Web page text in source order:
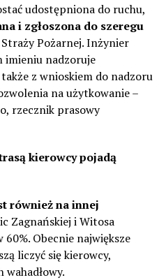
udostępniona do ruchu,
i zgłoszona do szeregu
Pożarnej. Inżynier
nadzoruje
z wnioskiem do nadzoru
na użytkowanie –
rzecznik prasowy
kierowcy pojadą
również na innej
Zagnańskiej i Witosa
Obecnie największe
liczyć się kierowcy,